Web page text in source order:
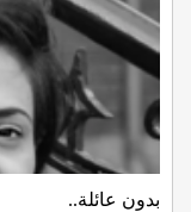
بدون عائلة..